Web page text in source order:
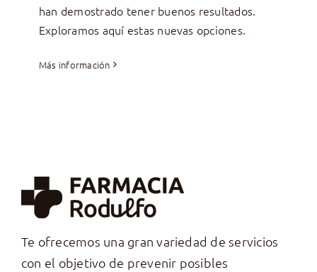
han demostrado tener buenos resultados.
Exploramos aquí estas nuevas opciones.
Más información
Te ofrecemos una gran variedad de servicios
con el objetivo de prevenir posibles